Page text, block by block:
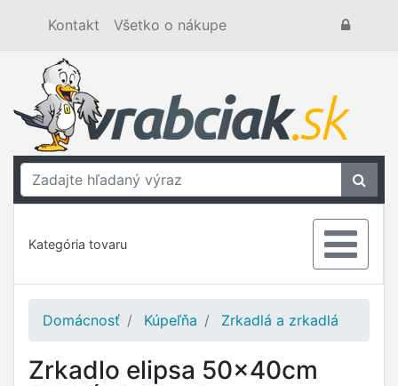
Kontakt Všetko o nákupe
Kategória tovaru
Domácnosť Kúpeľňa Zrkadlá a zrkadlá
Zrkadlo elipsa 50x40cm